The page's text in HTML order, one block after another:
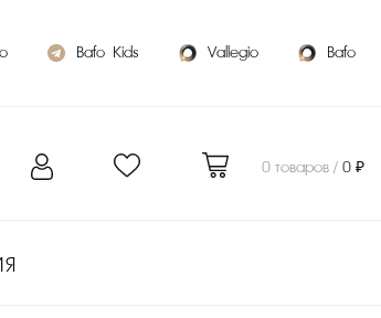
Bafo_Kids Vallegio Bafo
0 товаров /0 ₽